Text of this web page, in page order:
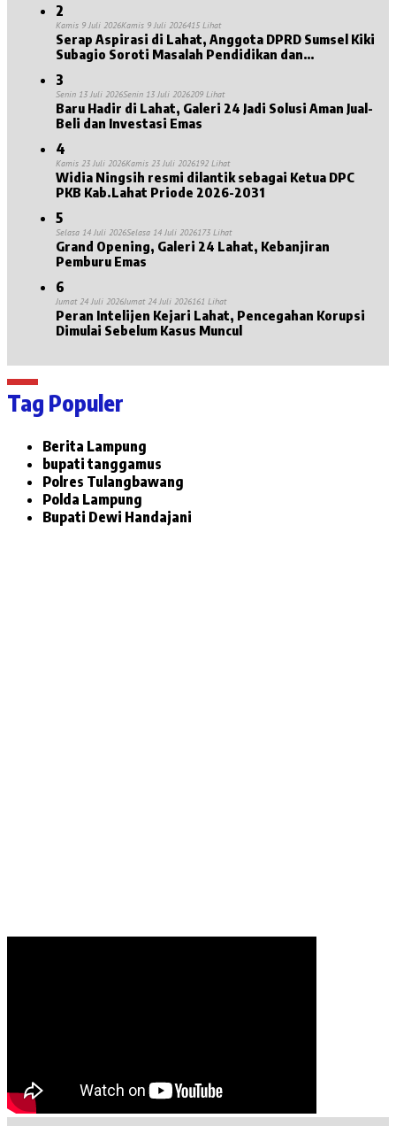
2
Kamis 9 Juli 2026Kamis 9 Juli 2026415 Lihat
Serap Aspirasi di Lahat, Anggota DPRD Sumsel Kiki
Subagio Soroti Masalah Pendidikan dan
3
Senin 13 Juli 2026Senin 13 Juli 2026209 Lihat
Baru Hadir di Lahat, Galeri 24 Jadi Solusi Aman Jual-
Beli dan Investasi Emas
4
Kamis 23 Juli 2026Kamis 23 Juli 2026192 Lihat
Widia Ningsih resmi dilantik sebagai Ketua DPC
PKB Kab.Lahat Priode 2026-2031
5
Selasa 14 Juli 2026Selasa 14 Juli 2026173 Lihat
Grand Opening, Galeri 24 Lahat, Kebanjiran
Pemburu Emas
6
Jumat 24 Juli 2026Jumat 24 Juli 2026161 Lihat
Peran Intelijen Kejari Lahat, Pencegahan Korupsi
Dimulai Sebelum Kasus Muncul
Tag Populer
Berita Lampung
bupati tanggamus
Polres Tulangbawang
Polda Lampung
Bupati Dewi Handajani